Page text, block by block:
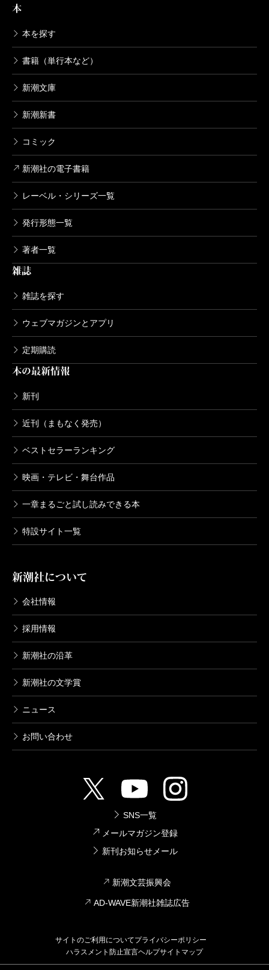
本
本を探す
書籍（単行本など）
新潮文庫
新潮新書
コミック
新潮社の電子書籍
レーベル・シリーズ一覧
発行形態一覧
著者一覧
雑誌
雑誌を探す
ウェブマガジンとアプリ
定期購読
本の最新情報
新刊
近刊（まもなく発売）
ベストセラーランキング
映画・テレビ・舞台作品
一章まるごと試し読みできる本
特設サイト一覧
新潮社について
会社情報
採用情報
新潮社の沿革
新潮社の文学賞
ニュース
お問い合わせ
SNS一覧
メールマガジン登録
新刊お知らせメール
新潮文芸振興会
AD-WAVE新潮社雑誌広告
サイトのご利用についてプライバシーポリシー
ハラスメント防止宣言ヘルプサイトマップ